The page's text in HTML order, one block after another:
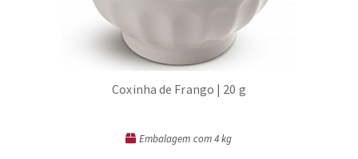
Coxinha de Frango | 20 g
Embalagem com 4 kg